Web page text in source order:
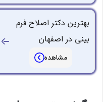
بهترین دکتر اصلاح فرم
بینی در اصفهان